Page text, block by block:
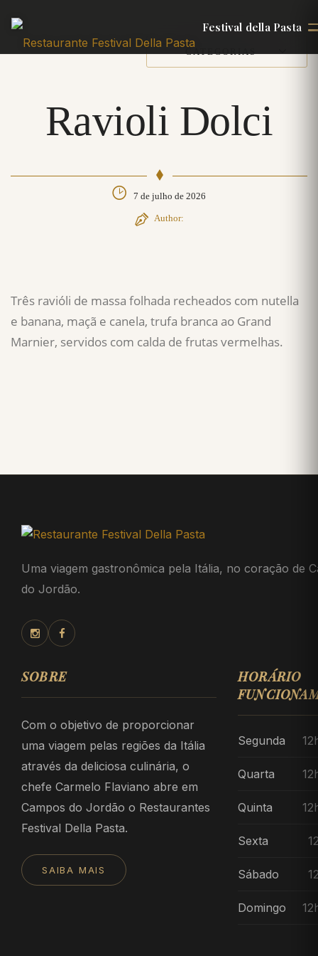
Festival della Pasta
CATEGORIAS
Ravioli Dolci
7 de julho de 2026
Author:
Três ravióli de massa folhada recheados com nutella
e banana, maçã e canela, trufa branca ao Grand
Marnier, servidos com calda de frutas vermelhas.
Uma viagem gastronômica pela Itália, no coração de
do Jordão.
SOBRE
Com o objetivo de proporcionar
uma viagem pelas regiões da Itália
através da deliciosa culinária, o
chefe Carmelo Flaviano abre em
Campos do Jordão o Restaurantes
Festival Della Pasta.
SAIBA MAIS
HORÁRIO
Segunda
Quarta
Quinta
Sexta
Sábado
Domingo